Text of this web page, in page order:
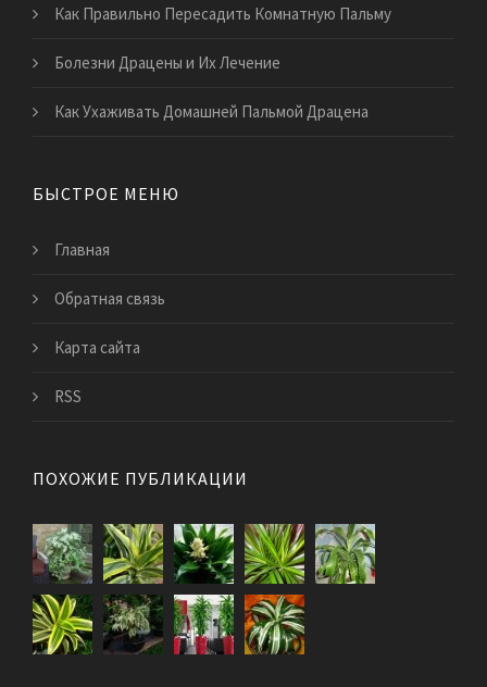
Как Правильно Пересадить Комнатную Пальму
Болезни Драцены и Их Лечение
Как Ухаживать Домашней Пальмой Драцена
БЫСТРОЕ МЕНЮ
Главная
Обратная связь
Карта сайта
RSS
ПОХОЖИЕ ПУБЛИКАЦИИ